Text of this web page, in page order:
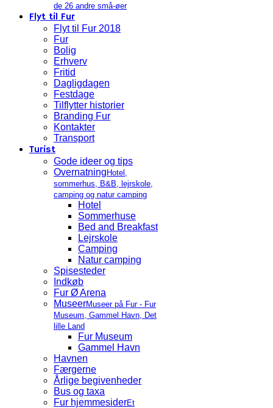
de 26 andre små-øer
Flyt til Fur
Flyt til Fur 2018
Fur
Bolig
Erhverv
Fritid
Dagligdagen
Festdage
Tilflytter historier
Branding Fur
Kontakter
Transport
Turist
Gode ideer og tips
Overnatning Hotel,
sommerhus, B&B, lejrskole,
camping og natur camping
Hotel
Sommerhuse
Bed and Breakfast
Lejrskole
Camping
Natur camping
Spisesteder
Indkøb
Fur Ø Arena
MuseerMuseer på Fur - Fur
Museum, Gammel Havn, Det
lille Land
Fur Museum
Gammel Havn
Havnen
Færgerne
Årlige begivenheder
Bus og taxa
Fur hjemmesiderEt